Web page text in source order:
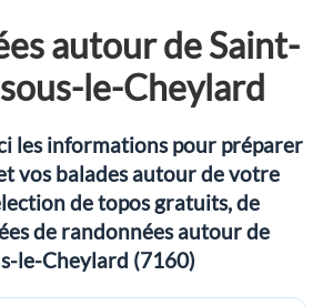
autour de Saint-
le-Cheylard
les informations pour préparer
vos balades autour de votre
de topos gratuits, de
de randonnées autour de
le-Cheylard (7160)